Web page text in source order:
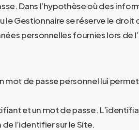
Dans l’hypothèse où des
Gestionnaire se réserve le
personnelles fournies lors de
mot de passe personnel lui
et un mot de passe.
l’identifier sur le Site.